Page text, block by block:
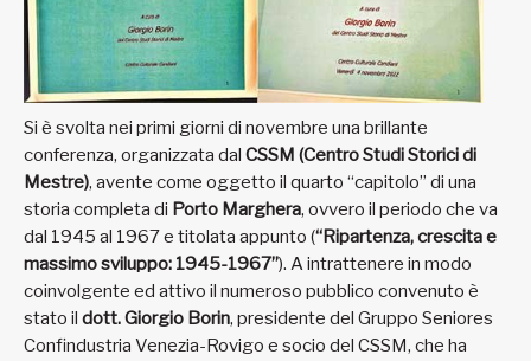
Si è svolta nei primi giorni di novembre una brillante
conferenza, organizzata dal CSSM (Centro Studi Storici di
Mestre), avente come oggetto il quarto “capitolo” di una
storia completa di Porto Marghera, ovvero il periodo che va
dal 1945 al 1967 e titolata appunto (“Ripartenza, crescita e
massimo sviluppo: 1945-1967”). A intrattenere in modo
coinvolgente ed attivo il numeroso pubblico convenuto è
stato il dott. Giorgio Borin, presidente del Gruppo Seniores
Confindustria Venezia-Rovigo e socio del CSSM, che ha